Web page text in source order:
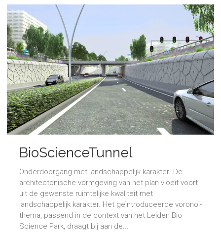
BioScienceTunnel
Onderdoorgang met landschappelijk karakter De
architectonische vormgeving van het plan vloeit voort
uit de gewenste ruimtelijke kwaliteit met
landschappelijk karakter. Het geïntroduceerde voronoi-
thema, passend in de context van het Leiden Bio
Science Park, draagt bij aan de...